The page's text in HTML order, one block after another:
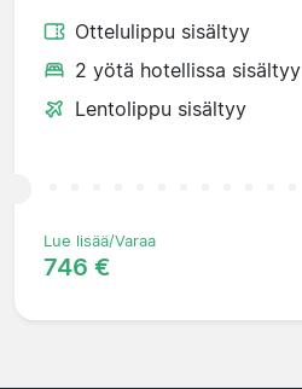
Ottelulippu sisältyy
2 yötä hotellissa sisältyy
Lentolippu sisältyy
Lue lisää/Varaa
746 €